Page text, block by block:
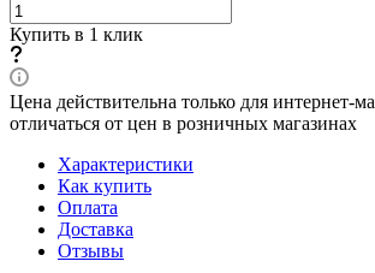
Купить в 1 клик
Цена действительна только для интернет-
отличаться от цен в розничных магазинах
Характеристики
Как купить
Оплата
Доставка
Отзывы